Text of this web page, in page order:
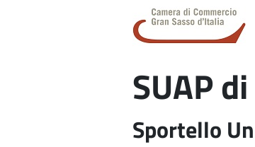
SUAP di
Sportello